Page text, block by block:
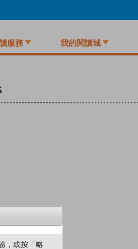
服務 我的閱讀城
，或按「略